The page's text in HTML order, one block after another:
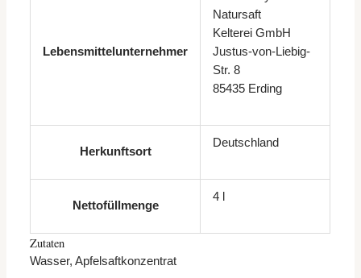
Lebensmittelunternehmer
Natursaft
Kelterei GmbH
Justus-von-Liebig-
Str. 8
85435 Erding
Herkunftsort
Deutschland
Nettofüllmenge
4 l
Zutaten
Wasser, Apfelsaftkonzentrat